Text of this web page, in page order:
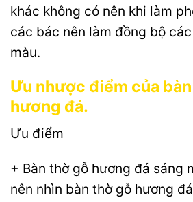
khác không có nên khi làm
các bác nên làm đồng bộ
màu.
Ưu nhược điểm của
hương đá.
Ưu điểm
+ Bàn thờ gỗ hương đá sáng
nên nhìn bàn thờ gỗ hương